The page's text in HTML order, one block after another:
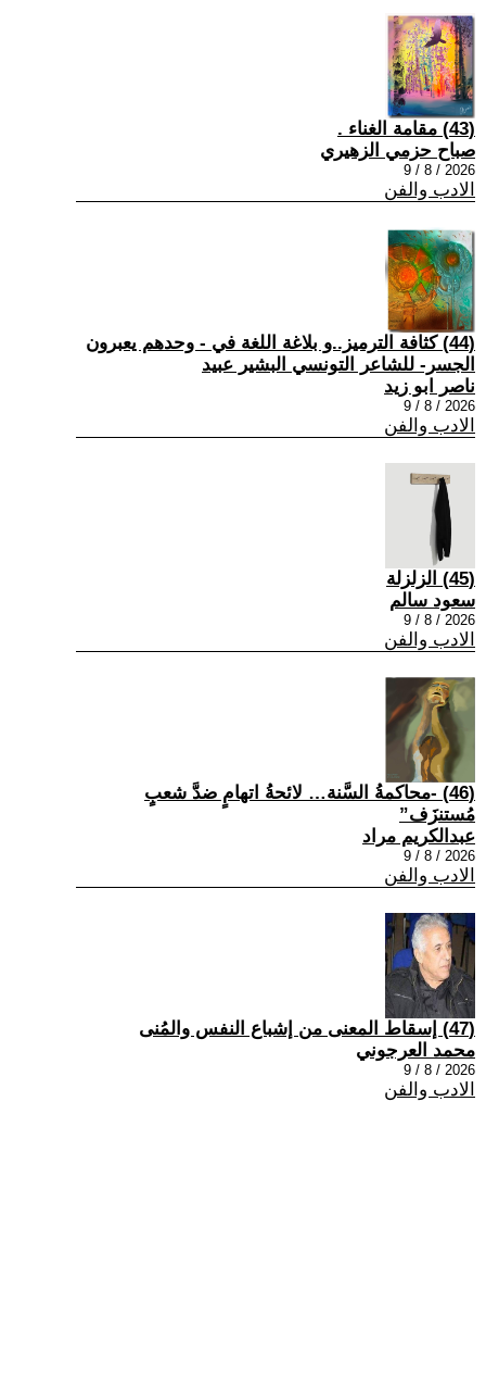
(43) مقامة الغناء .
صباح حزمي الزهيري
2026 / 8 / 9
الادب والفن
(44) كثافة الترميز..و بلاغة اللغة في - وحدهم يعبرون
الجسر- للشاعر التونسي البشير عبيد
ناصر ابو زيد
2026 / 8 / 9
الادب والفن
(45) الزلزلة
سعود سالم
2026 / 8 / 9
الادب والفن
(46) -محاكمةُ السَّنة… لائحةُ اتهامٍ ضدَّ شعبٍ
مُستنزَف”
عبدالكريم مراد
2026 / 8 / 9
الادب والفن
(47) إسقاط المعنى من إشباع النفس والمُنى
محمد العرجوني
2026 / 8 / 9
الادب والفن